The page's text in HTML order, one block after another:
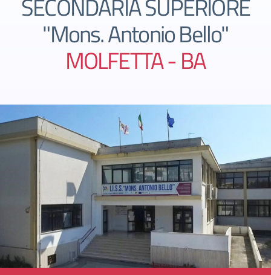
"Mons. Antonio Bello"
MOLFETTA - BA